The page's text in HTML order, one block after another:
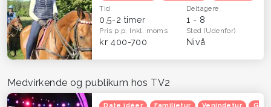
Tid
0,5-2 timer
Deltagere
1 - 8
Pris p.p. Inkl. moms
kr 400-700
Sted(Udenfor)
Nivå
Medvirkende og publikum hos TV2